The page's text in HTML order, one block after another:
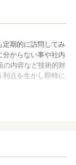
期的に訪問してみ
分からない事や社内
の内容など技術的対
点を生かし即時に
と技術を強みに、派